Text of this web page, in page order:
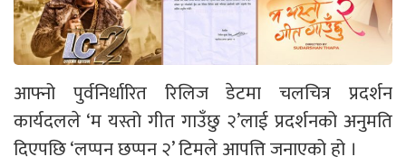
आफ्नो पुर्वनिर्धारित रिलिज डेटमा चलचित्र प्रदर्शन
कार्यदलले ‘म यस्तो गीत गाउँछु २’लाई प्रदर्शनको अनुमति
दिएपछि ‘लप्पन छप्पन २’ टिमले आपत्ति जनाएको हो ।